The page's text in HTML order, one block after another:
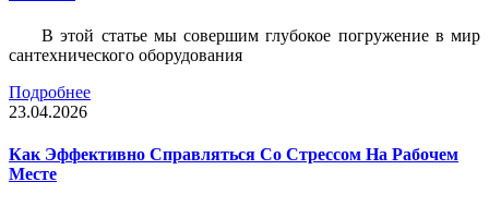
В этой статье мы совершим глубокое погружение в мир
сантехнического оборудования
Подробнее
23.04.2026
Как Эффективно Справляться Со Стрессом На Рабочем
Месте